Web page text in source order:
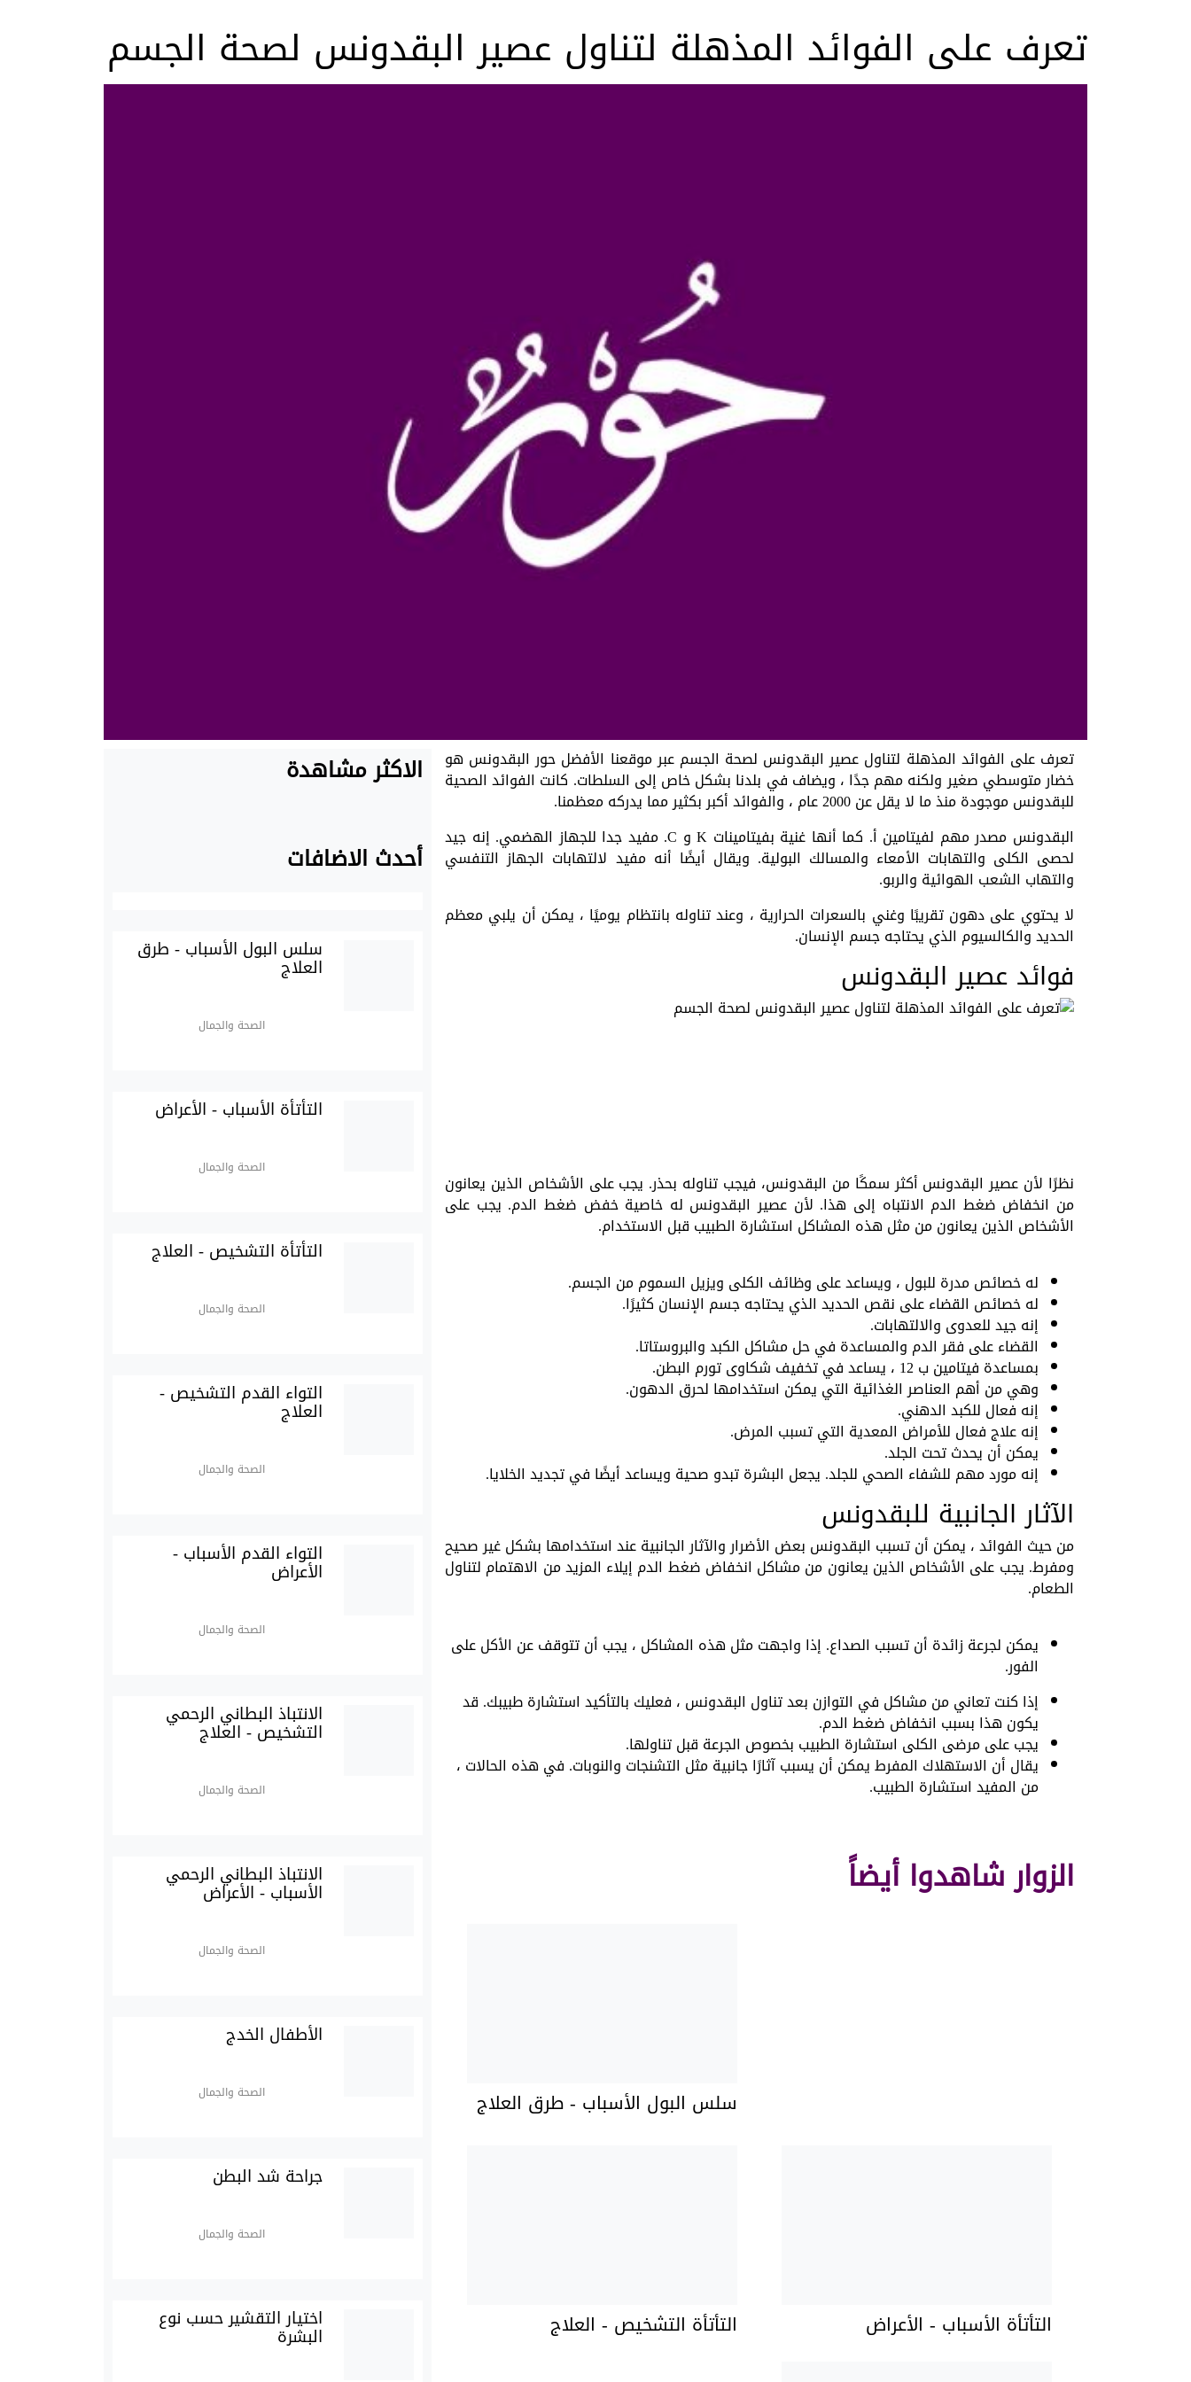
تعرف على الفوائد المذهلة لتناول عصير البقدونس لصحة الجسم
تعرف على الفوائد المذهلة لتناول عصير البقدونس لصحة الجسم عبر موقعنا الأفضل حور البقدونس هو
خضار متوسطي صغير ولكنه مهم جدًا ، ويضاف في بلدنا بشكل خاص إلى السلطات. كانت الفوائد الصحية
للبقدونس موجودة منذ ما لا يقل عن 2000 عام ، والفوائد أكبر بكثير مما يدركه معظمنا.
البقدونس مصدر مهم لفيتامين أ. كما أنها غنية بفيتامينات K و C. مفيد جدا للجهاز الهضمي. إنه جيد
لحصى الكلى والتهابات الأمعاء والمسالك البولية. ويقال أيضًا أنه مفيد لالتهابات الجهاز التنفسي
والتهاب الشعب الهوائية والربو.
لا يحتوي على دهون تقريبًا وغني بالسعرات الحرارية ، وعند تناوله بانتظام يوميًا ، يمكن أن يلبي معظم
الحديد والكالسيوم الذي يحتاجه جسم الإنسان.
فوائد عصير البقدونس
نظرًا لأن عصير البقدونس أكثر سمكًا من البقدونس، فيجب تناوله بحذر. يجب على الأشخاص الذين يعانون
من انخفاض ضغط الدم الانتباه إلى هذا. لأن عصير البقدونس له خاصية خفض ضغط الدم. يجب على
الأشخاص الذين يعانون من مثل هذه المشاكل استشارة الطبيب قبل الاستخدام.
له خصائص مدرة للبول ، ويساعد على وظائف الكلى ويزيل السموم من الجسم.
له خصائص القضاء على نقص الحديد الذي يحتاجه جسم الإنسان كثيرًا.
إنه جيد للعدوى والالتهابات.
القضاء على فقر الدم والمساعدة في حل مشاكل الكبد والبروستاتا.
بمساعدة فيتامين ب 12 ، يساعد في تخفيف شكاوى تورم البطن.
وهي من أهم العناصر الغذائية التي يمكن استخدامها لحرق الدهون.
إنه فعال للكبد الدهني.
إنه علاج فعال للأمراض المعدية التي تسبب المرض.
يمكن أن يحدث تحت الجلد.
إنه مورد مهم للشفاء الصحي للجلد. يجعل البشرة تبدو صحية ويساعد أيضًا في تجديد الخلايا.
الآثار الجانبية للبقدونس
من حيث الفوائد ، يمكن أن تسبب البقدونس بعض الأضرار والآثار الجانبية عند استخدامها بشكل غير صحيح
ومفرط. يجب على الأشخاص الذين يعانون من مشاكل انخفاض ضغط الدم إيلاء المزيد من الاهتمام لتناول
الطعام.
يمكن لجرعة زائدة أن تسبب الصداع. إذا واجهت مثل هذه المشاكل ، يجب أن تتوقف عن الأكل على
الفور.
إذا كنت تعاني من مشاكل في التوازن بعد تناول البقدونس ، فعليك بالتأكيد استشارة طبيبك. قد
يكون هذا بسبب انخفاض ضغط الدم.
يجب على مرضى الكلى استشارة الطبيب بخصوص الجرعة قبل تناولها.
يقال أن الاستهلاك المفرط يمكن أن يسبب آثارًا جانبية مثل التشنجات والنوبات. في هذه الحالات ،
من المفيد استشارة الطبيب.
الزوار شاهدوا أيضاً
سلس البول الأسباب - طرق العلاج
التأتأة الأسباب - الأعراض التأتأة التشخيص - العلاج
الاكثر مشاهدة
أحدث الاضافات
سلس البول الأسباب - طرق
العلاج
الصحة والجمال
التأتأة الأسباب - الأعراض
الصحة والجمال
التأتأة التشخيص - العلاج
الصحة والجمال
التواء القدم التشخيص -
العلاج
الصحة والجمال
التواء القدم الأسباب -
الأعراض
الصحة والجمال
الانتباذ البطاني الرحمي
التشخيص - العلاج
الصحة والجمال
الانتباذ البطاني الرحمي
الأسباب - الأعراض
الصحة والجمال
الأطفال الخدج
الصحة والجمال
جراحة شد البطن
الصحة والجمال
اختيار التقشير حسب نوع
البشرة